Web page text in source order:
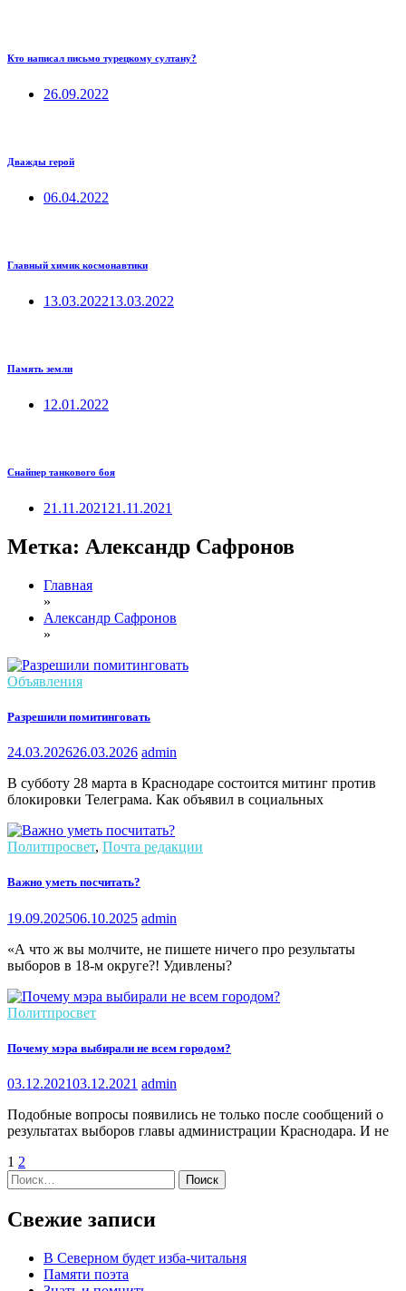
Кто написал письмо турецкому султану?
26.09.2022
Дважды герой
06.04.2022
Главный химик космонавтики
13.03.202213.03.2022
Память земли
12.01.2022
Снайпер танкового боя
21.11.2021 21.11.2021
Метка: Александр Сафронов
Главная
»
Александр Сафронов
»
Объявления
Разрешили помитинговать
24.03.202626.03.2026 admin
В субботу 28 марта в Краснодаре состоится митинг против
блокировки Телеграма. Как объявил в социальных
Политпросвет, Почта редакции
Важно уметь посчитать?
19.09.202506.10.2025 admin
«А что ж вы молчите, не пишете ничего про результаты
выборов в 18-м округе?! Удивлены?
Политпросвет
Почему мэра выбирали не всем городом?
03.12.202103.12.2021 admin
Подобные вопросы появились не только после сообщений о
результатах выборов главы администрации Краснодара. И не
1 2
Найти:
Свежие записи
В Северном будет изба-читальня
Памяти поэта